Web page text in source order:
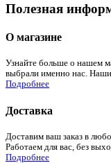
Полезная
О магазине
Узнайте больше о нашем
выбрали именно нас.
Подробнее
Доставка
Доставим ваш заказ в
Работаем для вас, без
Подробнее